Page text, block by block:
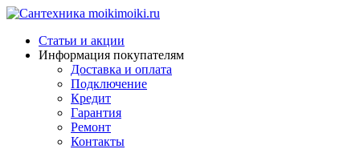
Статьи и акции
Информация покупателям
Доставка и оплата
Подключение
Кредит
Гарантия
Ремонт
Контакты